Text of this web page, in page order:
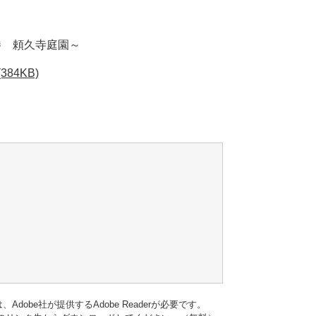
頼久寺庭園～
Adobe社が提供するAdobe Readerが必要です。